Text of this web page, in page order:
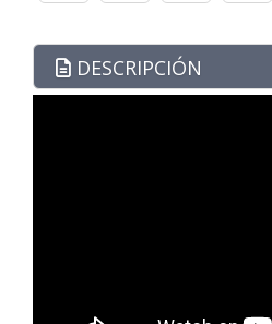
DESCRIPCIÓN